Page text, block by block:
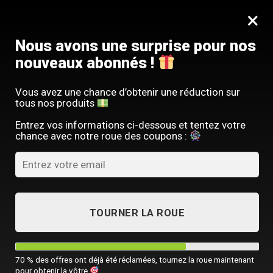
contenu
ACCUEIL / SAC À DOS LUXE
×
Nous avons une surprise pour nos
nouveaux abonnés !
Vous avez une chance d’obtenir une réduction sur
tous nos produits
Entrez vos informations ci-dessous et tentez votre
chance avec notre roue des coupons :
TOURNER LA ROUE
70 % des offres ont déjà été réclamées, tournez la roue maintenant
pour obtenir la vôtre